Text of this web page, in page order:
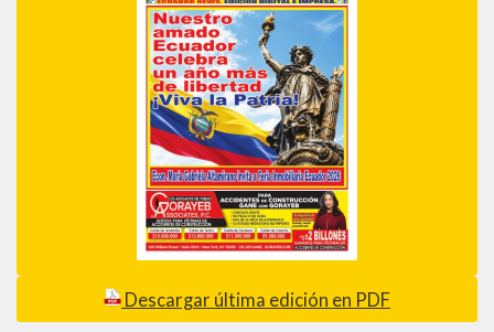
Descargar última edición en PDF